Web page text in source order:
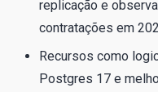
replicação e
contratações em
Recursos como
Postgres 17 e